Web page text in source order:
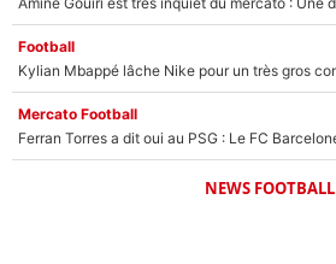
Football
Mercato Football
NEWS FOOTBALL